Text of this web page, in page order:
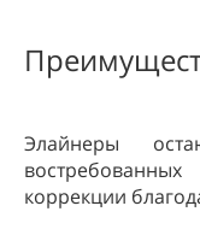
Элайнеры
коррекции